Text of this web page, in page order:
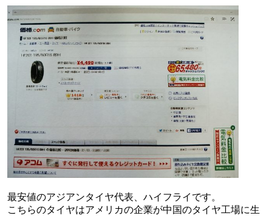
最安値のアジアンタイヤ代表、ハイフライです。
こちらのタイヤはアメリカの企業が中国のタイヤ工場に生